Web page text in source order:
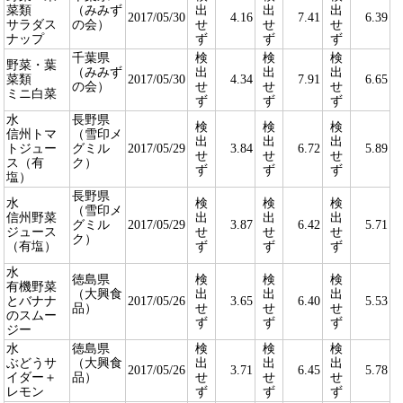
菜類
サラダス
ナップ
（みみず
の会）
2017/05/30
出
せ
ず
4.16
出
せ
ず
7.41
出
せ
ず
6.39
野菜・葉
菜類
ミニ白菜
千葉県
（みみず
の会）
2017/05/30
検
出
せ
ず
4.34
検
出
せ
ず
7.91
検
出
せ
ず
6.65
水
信州トマ
トジュー
ス（有
塩）
長野県
（雪印メ
グミル
ク）
2017/05/29
検
出
せ
ず
3.84
検
出
せ
ず
6.72
検
出
せ
ず
5.89
水
信州野菜
ジュース
（有塩）
長野県
（雪印メ
グミル
ク）
2017/05/29
検
出
せ
ず
3.87
検
出
せ
ず
6.42
検
出
せ
ず
5.71
水
有機野菜
とバナナ
のスムー
ジー
徳島県
（大興食
品）
2017/05/26
検
出
せ
ず
3.65
検
出
せ
ず
6.40
検
出
せ
ず
5.53
水
ぶどうサ
イダー＋
レモン
徳島県
（大興食
品）
2017/05/26
検
出
せ
ず
3.71
検
出
せ
ず
6.45
検
出
せ
ず
5.78